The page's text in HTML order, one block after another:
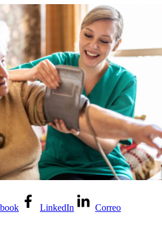
LinkedIn
Correo